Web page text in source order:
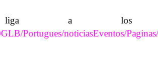
a los
Portugues/noticiasEventos/